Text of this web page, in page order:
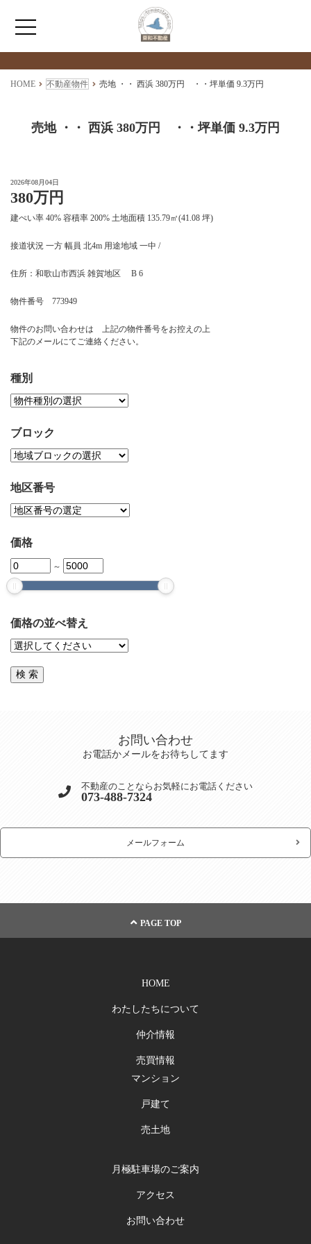
HOME
売買情報
月極駐車場のご案内
お問い合わせ
検索物件の詳細
****
HOME 不動産物件 売地 ・・ 西浜 380万円 ・・坪単価 9.3万円
売地 ・・ 西浜 380万円 ・・坪単価 9.3万円
2026年08月04日
380万円
建ぺい率 40% 容積率 200% 土地面積 135.79㎡(41.08 坪)
接道状況 一方 幅員 北4m 用途地域 一中 /
住所：和歌山市西浜 雑賀地区 B 6
物件番号 773949
物件のお問い合わせは 上記の物件番号をお控えの上
下記のメールにてご連絡ください。
種別
ブロック
地区番号
価格
～
価格の並べ替え
お問い合わせ
お電話かメールをお待ちしてます
不動産のことならお気軽にお電話ください
073-488-7324
メールフォーム
PAGE TOP
HOME
わたしたちについて
仲介情報
売買情報
マンション
戸建て
売土地
月極駐車場のご案内
アクセス
お問い合わせ